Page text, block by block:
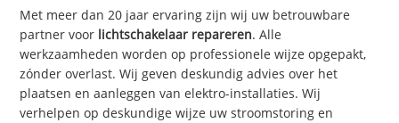
Met meer dan 20 jaar ervaring zijn wij uw betrouwbare
partner voor lichtschakelaar repareren. Alle
werkzaamheden worden op professionele wijze opgepakt,
zónder overlast. Wij geven deskundig advies over het
plaatsen en aanleggen van elektro-installaties. Wij
verhelpen op deskundige wijze uw stroomstoring en